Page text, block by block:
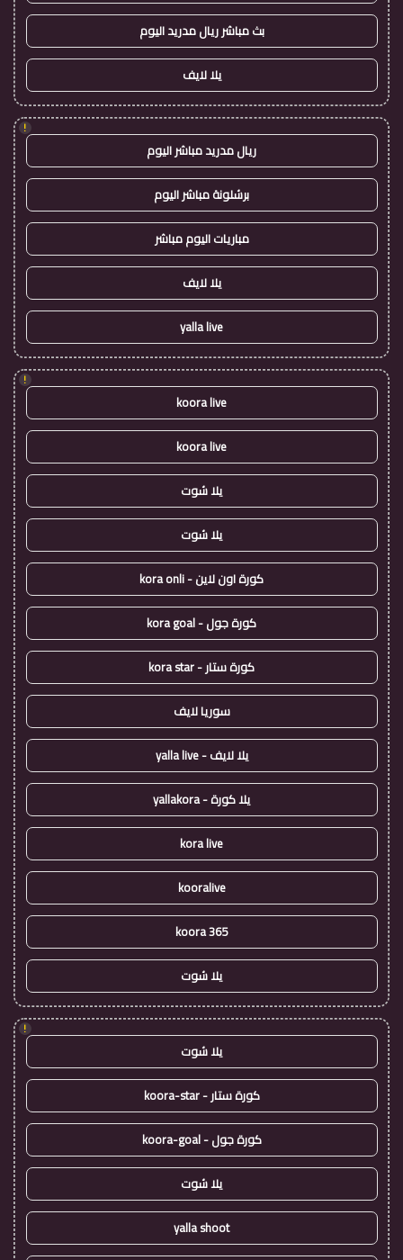
بث مباشر ريال مدريد اليوم
يلا لايف
!
ريال مدريد مباشر اليوم
برشلونة مباشر اليوم
مباريات اليوم مباشر
يلا لايف
yalla live
!
koora live
koora live
يلا شوت
يلا شوت
كورة اون لاين - kora onli
كورة جول - kora goal
كورة ستار - kora star
سوريا لايف
يلا لايف - yalla live
يلا كورة - yallakora
kora live
kooralive
koora 365
يلا شوت
!
يلا شوت
كورة ستار - koora-star
كورة جول - koora-goal
يلا شوت
yalla shoot